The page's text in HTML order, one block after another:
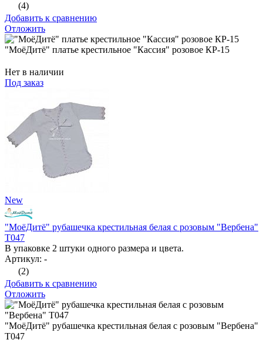
(4)
Добавить к сравнению
Отложить
"МоёДитё" платье крестильное "Кассия" розовое КР-15
Нет в наличии
Под заказ
New
"МоёДитё" рубашечка крестильная белая с розовым "Вербена"
Т047
В упаковке 2 штуки одного размера и цвета.
Артикул: -
(2)
Добавить к сравнению
Отложить
"МоёДитё" рубашечка крестильная белая с розовым "Вербена"
Т047